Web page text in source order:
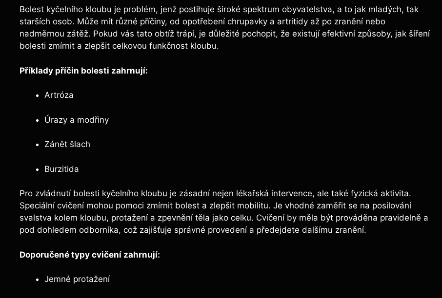
Bolest kyčelního kloubu je⁤ problém, ​jenž postihuje široké spektrum obyvatelstva, a⁣ to jak mladých, tak⁣
starších osob. ‍Může⁤ mít různé příčiny, od opotřebení​ chrupavky a artritidy až po​ zranění nebo
nadměrnou ⁢zátěž. Pokud‍ vás tato obtíž trápí, je důležité ⁢pochopit, že existují efektivní způsoby, jak šíření
bolesti ‍zmírnit a zlepšit celkovou funkčnost kloubu.
Příklady příčin ‍bolesti zahrnují:
Artróza
Úrazy a modřiny
Zánět⁢ šlach
Burzitida
Pro zvládnutí bolesti kyčelního kloubu je zásadní nejen ⁢lékařská intervence, ale také fyzická aktivita.
Speciální cvičení mohou pomoci‍ zmírnit bolest ​a⁢ zlepšit mobilitu. Je ‌vhodné ⁤zaměřit se na posilování
⁣svalstva​ kolem kloubu, protažení a zpevnění⁢ těla jako celku. Cvičení by měla být prováděna‍ pravidelně⁣ a
pod dohledem⁢ odborníka, ⁣což zajišťuje správné‍ provedení a předejdete‍ dalšímu zranění.
Doporučené ​typy ​cvičení zahrnují:
Jemné protažení